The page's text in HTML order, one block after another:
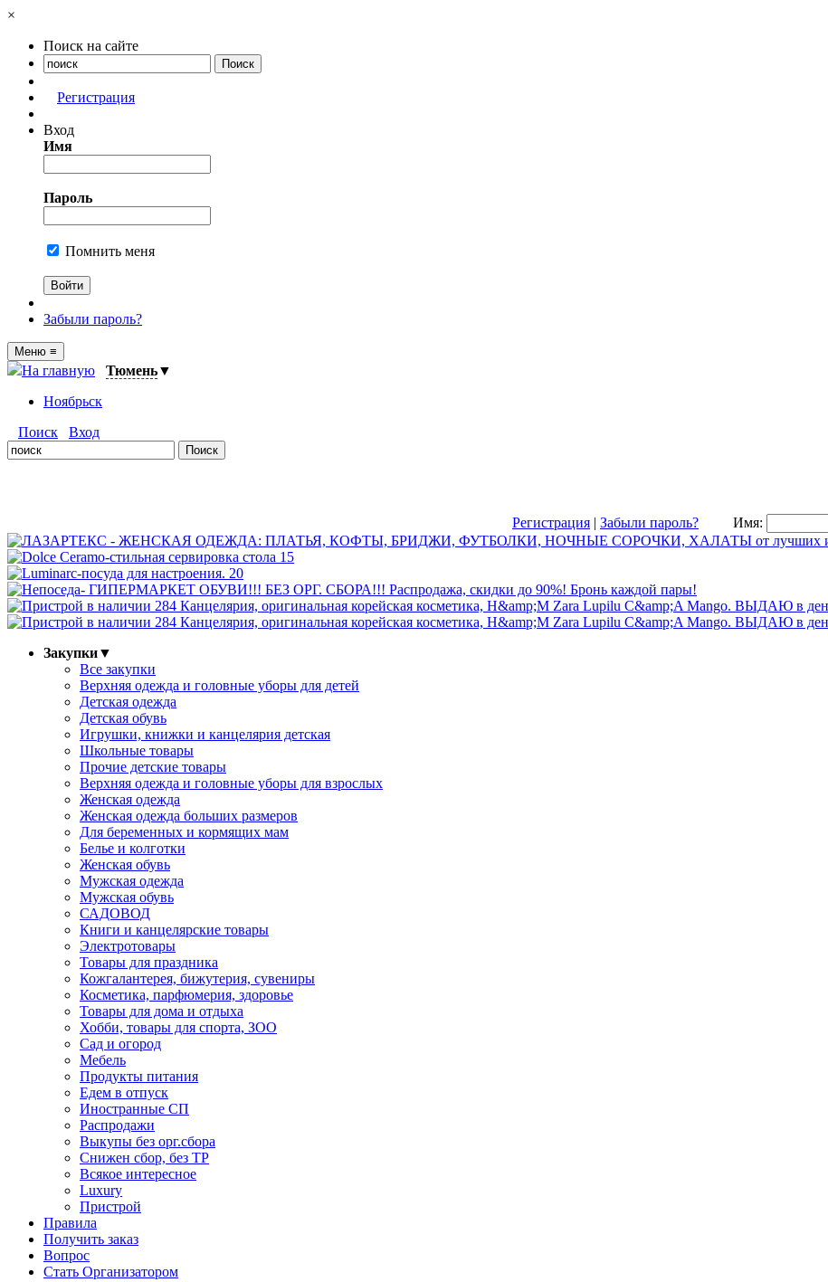
×
Поиск на сайте
Регистрация
Вход
Имя
Пароль
Помнить меня
Забыли пароль?
Меню ≡
На главную Тюмень▼
Ноябрьск
Поиск
Вход
Регистрация | Забыли пароль? Имя:
Закупки▼
Все закупки
Верхняя одежда и головные уборы для детей
Детская одежда
Детская обувь
Игрушки, книжки и канцелярия детская
Школьные товары
Прочие детские товары
Верхняя одежда и головные уборы для взрослых
Женская одежда
Женская одежда больших размеров
Для беременных и кормящих мам
Белье и колготки
Женская обувь
Мужская одежда
Мужская обувь
САДОВОД
Книги и канцелярские товары
Электротовары
Товары для праздника
Кожгалантерея, бижутерия, сувениры
Косметика, парфюмерия, здоровье
Товары для дома и отдыха
Хобби, товары для спорта, ЗОО
Сад и огород
Мебель
Продукты питания
Едем в отпуск
Иностранные СП
Распродажи
Выкупы без орг.сбора
Снижен сбор, без ТР
Всякое интересное
Luxury
Пристрой
Правила
Получить заказ
Вопрос
Стать Организатором